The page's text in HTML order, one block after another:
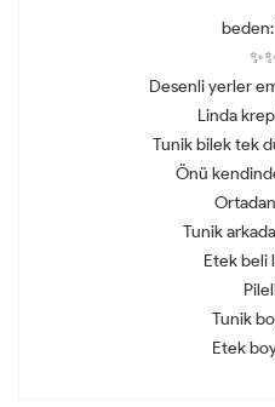
Desenli yerler
Linda
Tunik bilek tek
Önü
Ortadan
Tunik
Etek beli
Tunik
Etek